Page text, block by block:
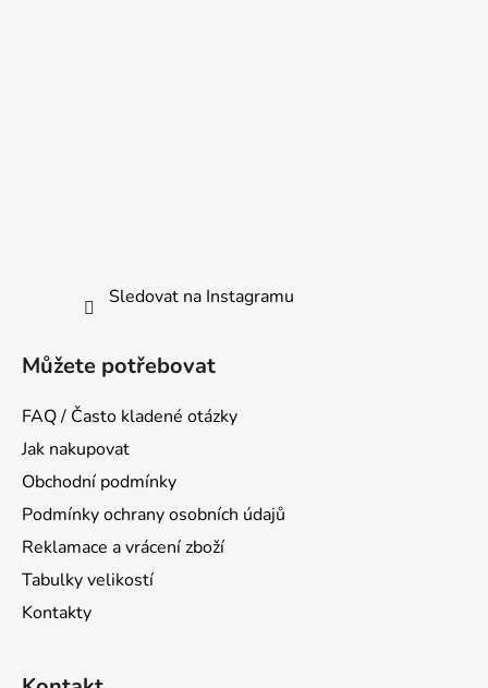
Sledovat na Instagramu
Můžete potřebovat
FAQ / Často kladené otázky
Jak nakupovat
Obchodní podmínky
Podmínky ochrany osobních údajů
Reklamace a vrácení zboží
Tabulky velikostí
Kontakty